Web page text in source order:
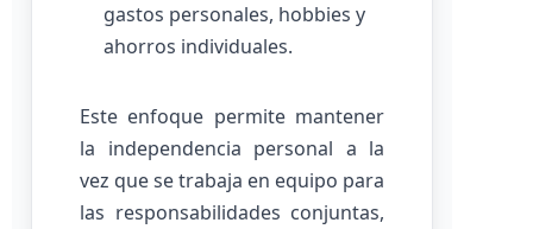
gastos personales, hobbies y
ahorros individuales.
Este enfoque permite mantener
la independencia personal a la
vez que se trabaja en equipo para
las responsabilidades conjuntas,